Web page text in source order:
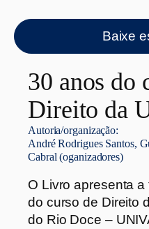
Baixe
30 anos do
Direito da
Autoria/organização:
André Rodrigues Santos,
Cabral (oganizadores)
O Livro apresenta
do curso de Direito
do Rio Doce –